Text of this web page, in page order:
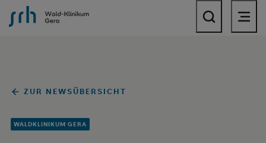
SRH Wald-Klinikum Gera
ZUR NEWSÜBERSICHT
WALDKLINIKUM GERA